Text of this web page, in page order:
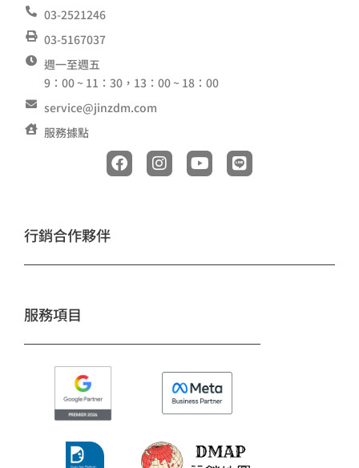
03-2521246
03-5167037
週一至週五
9：00 ~ 11：30，13：00 ~ 18：00
service@jinzdm.com
服務據點
F
a
c
k
I
n
s
a
Y
o
u
L
i
n
行銷合作夥伴
服務項目